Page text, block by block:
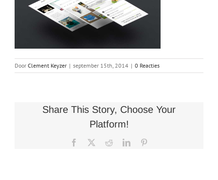
Door Clement Keyzer | september 15th, 2014 | 0 Reacties
Share This Story, Choose Your
Platform!
Facebook RedditLinkedIn